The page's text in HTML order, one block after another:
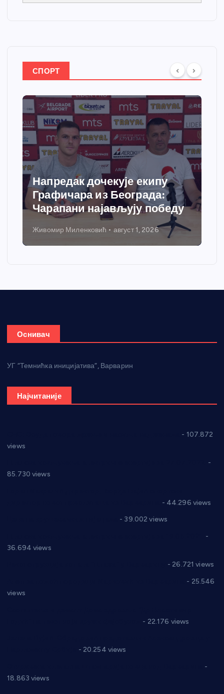
СПОРТ
Спортски центар “Ћићевац”
добија савремени систем
грејања
Никола Петровић јул 31, 2026
Оснивач
УГ “Темнићка иницијатива”, Варварин
Најчитаније
- 107.872
views
-
85.730 views
- 44.296 views
- 39.002 views
-
36.694 views
- 26.721 views
- 25.546
views
- 22.176 views
- 20.254 views
-
18.863 views